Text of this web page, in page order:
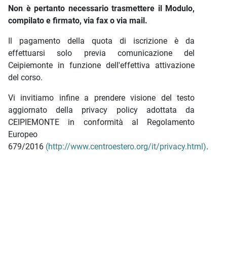
Non è pertanto necessario trasmettere il Modulo,
compilato e firmato, via fax o via mail.
Il pagamento della quota di iscrizione è da
effettuarsi solo previa comunicazione del
Ceipiemonte in funzione dell'effettiva attivazione
del corso.
Vi invitiamo infine a prendere visione del testo
aggiornato della privacy policy adottata da
CEIPIEMONTE in conformità al Regolamento
Europeo
679/2016 (http://www.centroestero.org/it/privacy.html).